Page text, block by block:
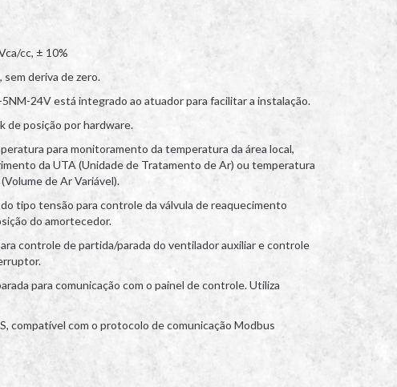
cc, ± 10%
deriva de zero.
24V está integrado ao atuador para facilitar a instalação.
de posição por hardware.
para monitoramento da temperatura da área local,
da UTA (Unidade de Tratamento de Ar) ou temperatura
de Ar Variável).
tipo tensão para controle da válvula de reaquecimento
do amortecedor.
controle de partida/parada do ventilador auxiliar e controle
para comunicação com o painel de controle. Utiliza
compatível com o protocolo de comunicação Modbus